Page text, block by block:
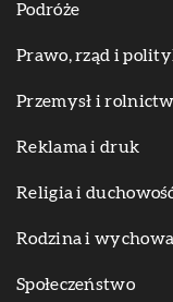
Podróże
Prawo, rząd i
Przemysł i
Reklama i druk
Religia i
Rodzina i
Społeczeństwo